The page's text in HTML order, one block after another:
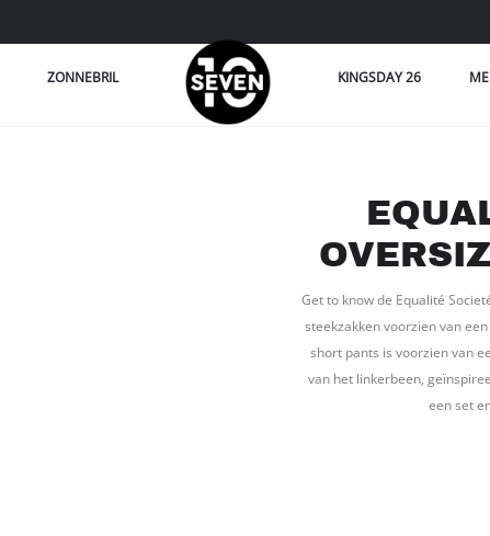
ZONNEBRIL KINGSDAY 26
Get to know de Equalité
steekzakken voorzien van
short pants is voorzien van
van het linkerbeen,
een set